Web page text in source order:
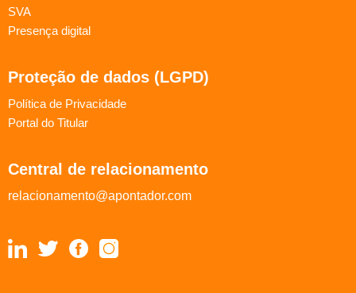
SVA
Presença digital
Proteção de dados (LGPD)
Política de Privacidade
Portal do Titular
Central de relacionamento
relacionamento@apontador.com